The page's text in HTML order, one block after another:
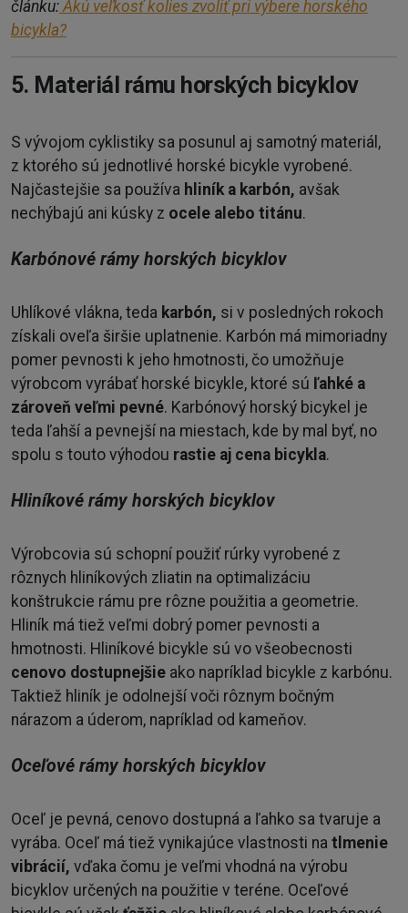
článku:Akú veľkosť kolies zvoliť pri výbere horského
bicykla?
5. Materiál rámu horských bicyklov
S vývojom cyklistiky sa posunul aj samotný materiál,
z ktorého sú jednotlivé horské bicykle vyrobené.
Najčastejšie sa používa hliník a karbón, avšak
nechýbajú ani kúsky z ocele alebo titánu.
Karbónové rámy horských bicyklov
Uhlíkové vlákna, teda karbón, si v posledných rokoch
získali oveľa širšie uplatnenie. Karbón má mimoriadny
pomer pevnosti k jeho hmotnosti, čo umožňuje
výrobcom vyrábať horské bicykle, ktoré sú ľahké a
zároveň veľmi pevné. Karbónový horský bicykel je
teda ľahší a pevnejší na miestach, kde by mal byť, no
spolu s touto výhodou rastie aj cena bicykla.
Hliníkové rámy horských bicyklov
Výrobcovia sú schopní použiť rúrky vyrobené z
rôznych hliníkových zliatin na optimalizáciu
konštrukcie rámu pre rôzne použitia a geometrie.
Hliník má tiež veľmi dobrý pomer pevnosti a
hmotnosti. Hliníkové bicykle sú vo všeobecnosti
cenovo dostupnejšie ako napríklad bicykle z karbónu.
Taktiež hliník je odolnejší voči rôznym bočným
nárazom a úderom, napríklad od kameňov.
Oceľové rámy horských bicyklov
Oceľ je pevná, cenovo dostupná a ľahko sa tvaruje a
vyrába. Oceľ má tiež vynikajúce vlastnosti na tlmenie
vibrácií, vďaka čomu je veľmi vhodná na výrobu
bicyklov určených na použitie v teréne. Oceľové